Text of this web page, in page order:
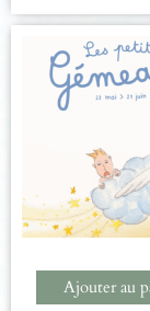
Ajouter au